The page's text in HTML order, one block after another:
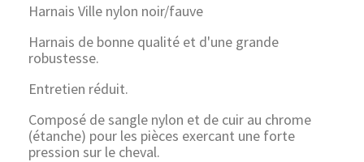
Harnais Ville nylon noir/fauve
Harnais de bonne qualité et d'une grande
robustesse.
Entretien réduit.
Composé de sangle nylon et de cuir au chrome
(étanche) pour les pièces exercant une forte
pression sur le cheval.